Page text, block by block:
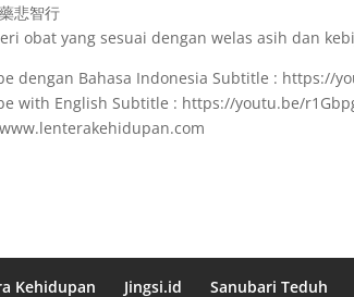
悲智行
obat yang sesuai dengan welas asih dan
dengan Bahasa Indonesia Subtitle : https://
with English Subtitle : https://youtu.be/
Kehidupan Jingsi.id Sanubari Teduh